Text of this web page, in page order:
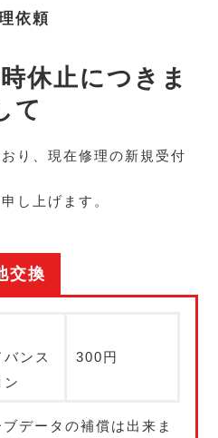
依頼
休止につきま
て
り、現在修理の新規受付
し上げます。
交換
ンス
ン
300円
ブデータの補償は出来ま